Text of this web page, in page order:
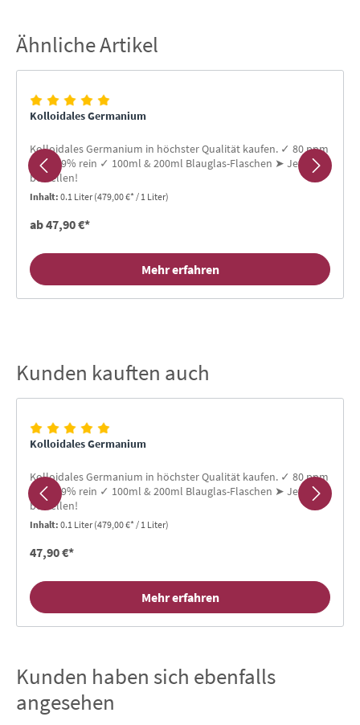
Produktgalerie überspringen
Ähnliche Artikel
Kolloidales Germanium
Kolloidales Germanium in höchster Qualität kaufen. ✓ 80 ppm
✓ 99,99% rein ✓ 100ml & 200ml Blauglas-Flaschen ➤ Jetzt
bestellen!
Inhalt: 0.1 Liter (479,00 €* / 1 Liter)
ab 47,90 €*
Mehr erfahren
Produktgalerie überspringen
Kunden kauften auch
Kolloidales Germanium
Kolloidales Germanium in höchster Qualität kaufen. ✓ 80 ppm
✓ 99,99% rein ✓ 100ml & 200ml Blauglas-Flaschen ➤ Jetzt
bestellen!
Inhalt: 0.1 Liter (479,00 €* / 1 Liter)
47,90 €*
Mehr erfahren
Produktgalerie überspringen
Kunden haben sich ebenfalls
angesehen